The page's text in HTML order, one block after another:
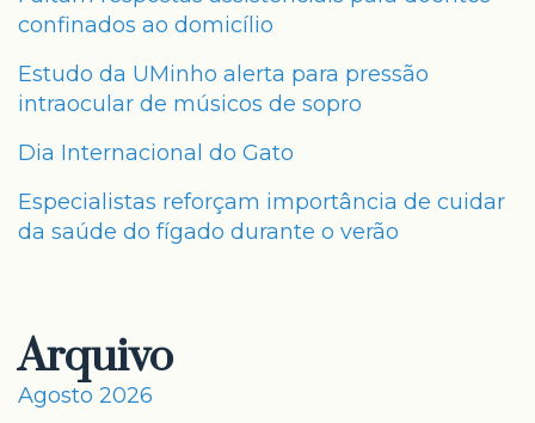
confinados ao domicílio
Estudo da UMinho alerta para pressão
intraocular de músicos de sopro
Dia Internacional do Gato
Especialistas reforçam importância de cuidar
da saúde do fígado durante o verão
Arquivo
Agosto 2026